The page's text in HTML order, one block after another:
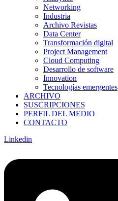
Networking
Industria
Archivo Revistas
Data Center
Transformación digital
Project Management
Cloud Computing
Desarrollo de software
Innovation
Tecnologías emergentes
ARCHIVO
SUSCRIPCIONES
PERFIL DEL MEDIO
CONTACTO
Linkedin